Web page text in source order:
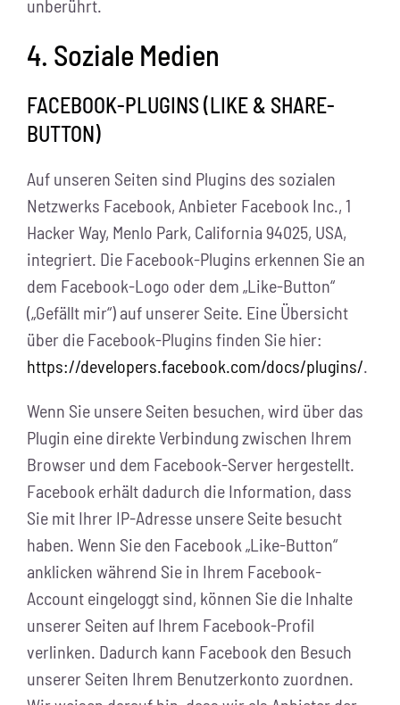
unberührt.
4. Soziale Medien
FACEBOOK-PLUGINS (LIKE & SHARE-
BUTTON)
Auf unseren Seiten sind Plugins des sozialen
Netzwerks Facebook, Anbieter Facebook Inc., 1
Hacker Way, Menlo Park, California 94025, USA,
integriert. Die Facebook-Plugins erkennen Sie an
dem Facebook-Logo oder dem „Like-Button“
(„Gefällt mir“) auf unserer Seite. Eine Übersicht
über die Facebook-Plugins finden Sie hier:
https://developers.facebook.com/docs/plugins/
Wenn Sie unsere Seiten besuchen, wird über das
Plugin eine direkte Verbindung zwischen Ihrem
Browser und dem Facebook-Server hergestellt.
Facebook erhält dadurch die Information, dass
Sie mit Ihrer IP-Adresse unsere Seite besucht
haben. Wenn Sie den Facebook „Like-Button“
anklicken während Sie in Ihrem Facebook-
Account eingeloggt sind, können Sie die Inhalte
unserer Seiten auf Ihrem Facebook-Profil
verlinken. Dadurch kann Facebook den Besuch
unserer Seiten Ihrem Benutzerkonto zuordnen.